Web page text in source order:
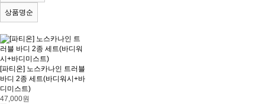
상품명순
[파티온] 노스카나인 트러블
바디 2종 세트(바디워시+바
디미스트)
47,000원